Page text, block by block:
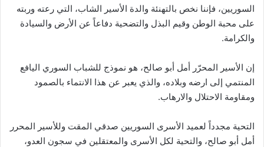
السوريين، فإننا نخص بالتهنئة والدة الأسير الشاب، التي رعته وربته
على محبة الوطن وقيم البذل والتضحية دفاعاً عن الأرض والسيادة
والكرامة.
إن الأسير المحرّر أمل أبو صالح، هو نموذج للشباب السوري اليافع
المنتمي إلى ارضه وبلاده، والذي يعبر عن هذا الانتماء بالصمود
ومقاومة الاحتلال والارهاب.
التحية مجدداً لعميد الأسرى السوريين صدقي المقت وللأسير المحرر
أمل أبو صالح، والتحية لكل الأسرى والمعتقلين في سجون العدو،